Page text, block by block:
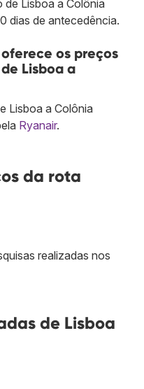
de Lisboa a Colônia
dias de antecedência.
os preços
Lisboa a
Lisboa a Colônia
Ryanair.
da rota
realizadas nos
de Lisboa